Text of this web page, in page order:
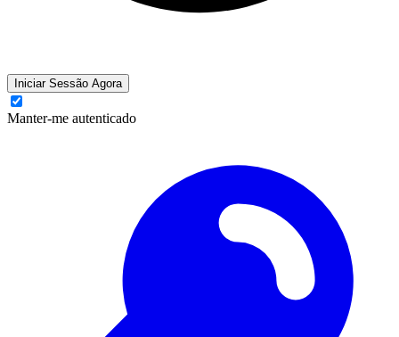
Iniciar Sessão Agora
Manter-me autenticado